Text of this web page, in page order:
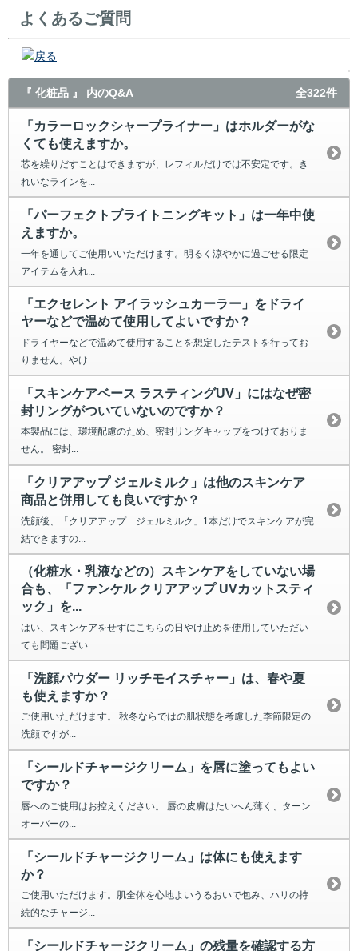
よくあるご質問
戻る
『 化粧品 』 内のQ&A 全322件
「カラーロックシャープライナー」はホルダーがな
くても使えますか。
芯を繰りだすことはできますが、レフィルだけでは不安定です。き
れいなラインを...
「パーフェクトブライトニングキット」は一年中使
えますか。
一年を通してご使用いいただけます。明るく涼やかに過ごせる限定
アイテムを入れ...
「エクセレント アイラッシュカーラー」をドライ
ヤーなどで温めて使用してよいですか？
ドライヤーなどで温めて使用することを想定したテストを行ってお
りません。やけ...
「スキンケアベース ラスティングUV」にはなぜ密
封リングがついていないのですか？
本製品には、環境配慮のため、密封リングキャップをつけておりま
せん。 密封...
「クリアアップ ジェルミルク」は他のスキンケア
商品と併用しても良いですか？
洗顔後、「クリアアップ ジェルミルク」1本だけでスキンケアが完
結できますの...
（化粧水・乳液などの）スキンケアをしていない場
合も、「ファンケル クリアアップ UVカットスティ
ック」を...
はい、スキンケアをせずにこちらの日やけ止めを使用していただい
ても問題ござい...
「洗顔パウダー リッチモイスチャー」は、春や夏
も使えますか？
ご使用いただけます。 秋冬ならではの肌状態を考慮した季節限定の
洗顔ですが...
「シールドチャージクリーム」を唇に塗ってもよい
ですか？
唇へのご使用はお控えください。 唇の皮膚はたいへん薄く、ターン
オーバーの...
「シールドチャージクリーム」は体にも使えます
か？
ご使用いただけます。肌全体を心地よいうるおいで包み、ハリの持
続的なチャージ...
「シールドチャージクリーム」の残量を確認する方